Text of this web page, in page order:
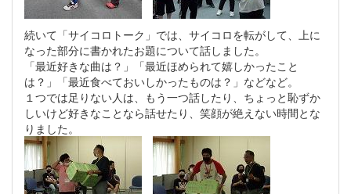
続いて「サイコロトーク」では、サイコロを転がして、上に
なった部分に書かれたお題について話しました。
「最近好きな曲は？」「最近ほめられて嬉しかったこと
は？」「最近食べておいしかったものは？」などなど。
１つでは足りない人は、もう一つ話したり、ちょっと恥ずか
しいけど好きなことなら話せたり、笑顔が絶えない時間とな
りました。